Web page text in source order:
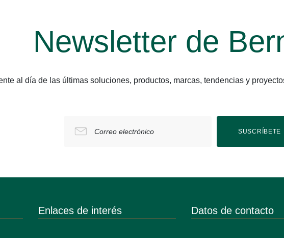
Newsletter de
al día de las últimas soluciones, productos, marcas, tendencias y
Correo electrónico SUSCRÍBETE
Enlaces de interés Datos de contacto